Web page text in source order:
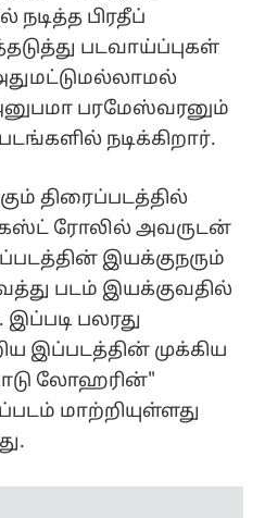
நடித்த பிரதீப்
படவாய்ப்புகள்
அதுமட்டுமல்லாமல்
பரமேஸ்வரனும்
நடிக்கிறார்.
திரைப்படத்தில்
ரோலில் அவருடன்
இயக்குநரும்
படம் இயக்குவதில்
இப்படி பலரது
இப்படத்தின் முக்கிய
லோஹரின்"
மாற்றியுள்ளது